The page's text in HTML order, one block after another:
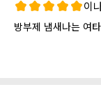
이
방부제 냄새나는 여